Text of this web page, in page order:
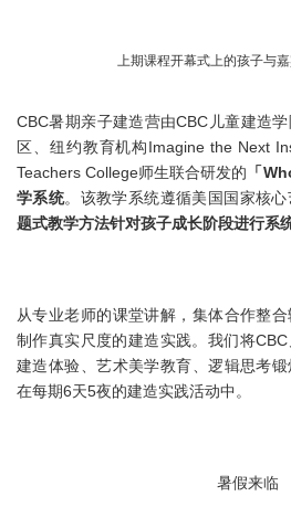
上期课程开幕式上的孩子与
CBC暑期亲子建造营由CBC儿童建造
区、纽约教育机构Imagine the Next
Teachers College师生联合研发的 「
学系统。该教学系统遵循美国国家核
题式教学方法针对孩子成长阶段进行系
从专业老师的课堂讲解，集体合作整
制作真实尺度的建造实践。我们将CBC
建造体验、艺术美学教育、逻辑思考
在每期6天5夜的建造实践活动中。
暑假来临